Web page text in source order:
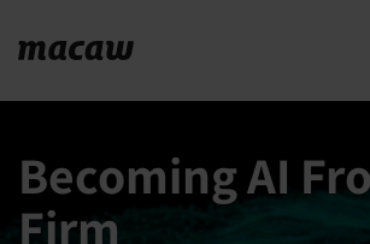
Becoming AI
Firm